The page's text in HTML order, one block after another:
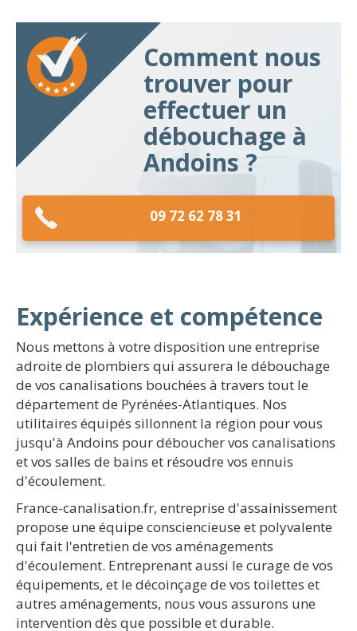
Comment nous
trouver pour
effectuer un
débouchage à
Andoins ?
09 72 62 78 31
Expérience et compétence
Nous mettons à votre disposition une entreprise
adroite de plombiers qui assurera le débouchage
de vos canalisations bouchées à travers tout le
département de Pyrénées-Atlantiques. Nos
utilitaires équipés sillonnent la région pour vous
jusqu'à Andoins pour déboucher vos canalisations
et vos salles de bains et résoudre vos ennuis
d'écoulement.
France-canalisation.fr, entreprise d'assainissement
propose une équipe consciencieuse et polyvalente
qui fait l'entretien de vos aménagements
d'écoulement. Entreprenant aussi le curage de vos
équipements, et le décoinçage de vos toilettes et
autres aménagements, nous vous assurons une
intervention dès que possible et durable.